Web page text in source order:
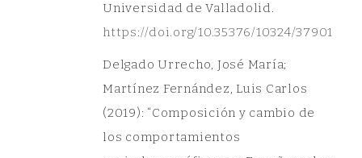
Universidad de Valladolid.
https://doi.org/10.35376/10324/37901
Delgado Urrecho, José María;
Martínez Fernández, Luis Carlos
(2019): “Composición y cambio de
los comportamientos